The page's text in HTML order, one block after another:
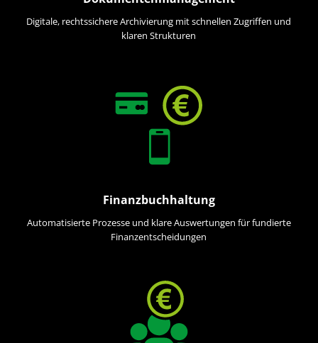
Digitale, rechtssichere Archivierung mit schnellen Zugriffen und
klaren Strukturen
Finanzbuchhaltung
Automatisierte Prozesse und klare Auswertungen für fundierte
Finanzentscheidungen